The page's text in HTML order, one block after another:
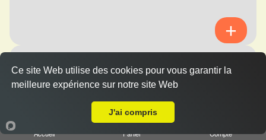
Dès10.00 €
Base sauce tomate, fromage, viande hachée,
Accueil Panier Compte
Ce site Web utilise des cookies pour vous garantir la
meilleure expérience sur notre site Web
J'ai compris